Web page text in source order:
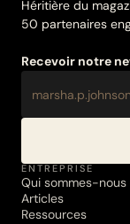
Héritière du
50 partenaires
Recevoir notre
ENTREPRISE
Qui sommes-nous
Articles
Ressources